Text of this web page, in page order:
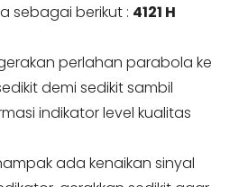
sebagai berikut : 4121 H
perlahan parabola ke
demi sedikit sambil
indikator level kualitas
ada kenaikan sinyal